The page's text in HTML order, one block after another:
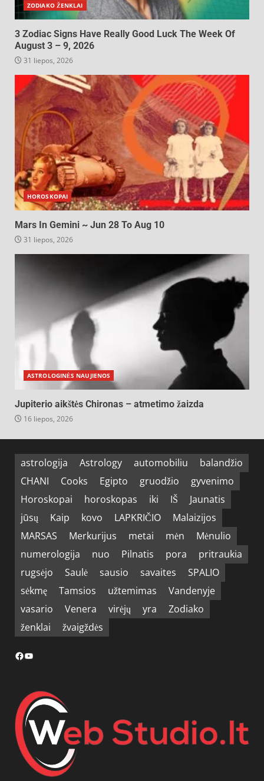
ZODIAKO ŽENKLAI
3 Zodiac Signs Have Really Good Luck The Week Of
August 3 – 9, 2026
31 liepos, 2026
HOROSKOPAI
Mars In Gemini ~ Jun 28 To Aug 10
31 liepos, 2026
ASTROLOGINĖS NAUJIENOS
Jupiterio aikštės Chironas – atmetimo žaizda
16 liepos, 2026
astrologija Astrology automobiliu
balandžio
CHANI
Cooks Egipto gruodžio
gyvenimo
Horoskopai
horoskopas iki IŠ
Jaunatis
jūsų
Kaip kovo LAPKRIČIO
Malaizijos
MARSAS
Merkurijus metai mėn
Mėnulio
numerologija
nuo Pilnatis pora
pritraukia
rugsėjo
Saulė sausio savaites
SPALIO
sėkmę
Tamsios užtemimas
Vandenyje
vasario
Venera virėjų yra
Zodiako
ženklai
žvaigždės
Facebook
YouTube